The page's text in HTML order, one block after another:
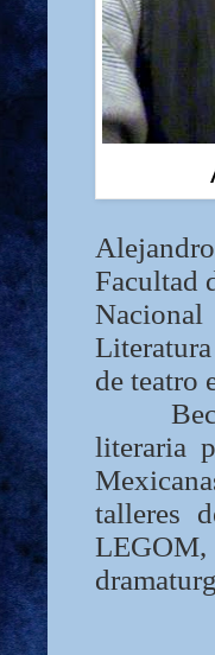
Facultad
de teatro
literaria
talleres